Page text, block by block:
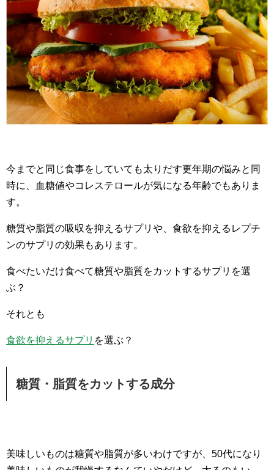
今までと同じ食事をしていても太りだす更年期の悩みと同
時に、血糖値やコレステロールが気になる年齢でもありま
す。
糖質や脂質の吸収を抑えるサプリや、食欲を抑えるレプチ
ンのサプリの効果もあります。
食べたいだけ食べて糖質や脂質をカットするサプリを選
ぶ？
それとも
食欲を抑えるサプリ を選ぶ？
糖質・脂質をカットする成分
美味しいものは糖質や脂質が多いわけですが、50代になり